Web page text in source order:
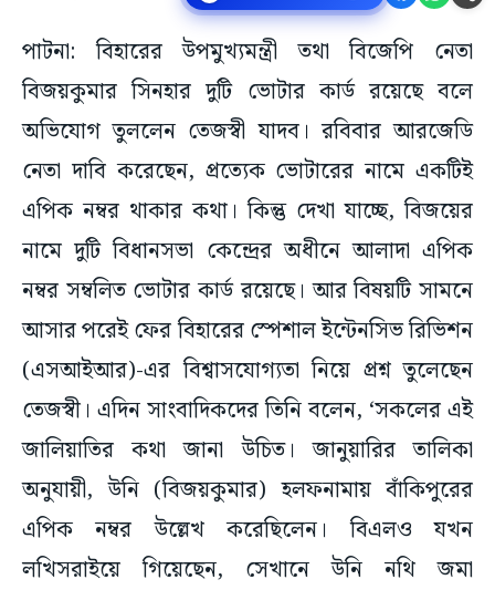
পাটনা: বিহারের উপমুখ্যমন্ত্রী তথা বিজেপি নেতা
বিজয়কুমার সিনহার দুটি ভোটার কার্ড রয়েছে বলে
অভিযোগ তুললেন তেজস্বী যাদব। রবিবার আরজেডি
নেতা দাবি করেছেন, প্রত্যেক ভোটারের নামে একটিই
এপিক নম্বর থাকার কথা। কিন্তু দেখা যাচ্ছে, বিজয়ের
নামে দুটি বিধানসভা কেন্দ্রের অধীনে আলাদা এপিক
নম্বর সম্বলিত ভোটার কার্ড রয়েছে। আর বিষয়টি সামনে
আসার পরেই ফের বিহারের স্পেশাল ইন্টেনসিভ রিভিশন
(এসআইআর)-এর বিশ্বাসযোগ্যতা নিয়ে প্রশ্ন তুলেছেন
তেজস্বী। এদিন সাংবাদিকদের তিনি বলেন, ‘সকলের এই
জালিয়াতির কথা জানা উচিত। জানুয়ারির তালিকা
অনুযায়ী, উনি (বিজয়কুমার) হলফনামায় বাঁকিপুরের
এপিক নম্বর উল্লেখ করেছিলেন। বিএলও যখন
লখিসরাইয়ে গিয়েছেন, সেখানে উনি নথি জমা